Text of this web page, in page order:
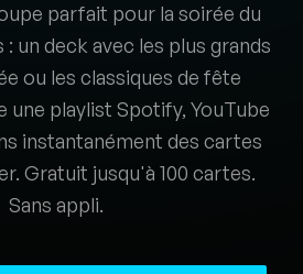
parfait pour la soirée du
un deck avec les plus grands
ou les classiques de fête
une playlist Spotify, YouTube
instantanément des cartes
Gratuit jusqu'à 100 cartes.
Sans appli.